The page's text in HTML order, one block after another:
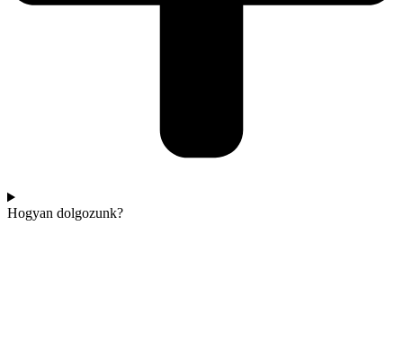
Hogyan dolgozunk?